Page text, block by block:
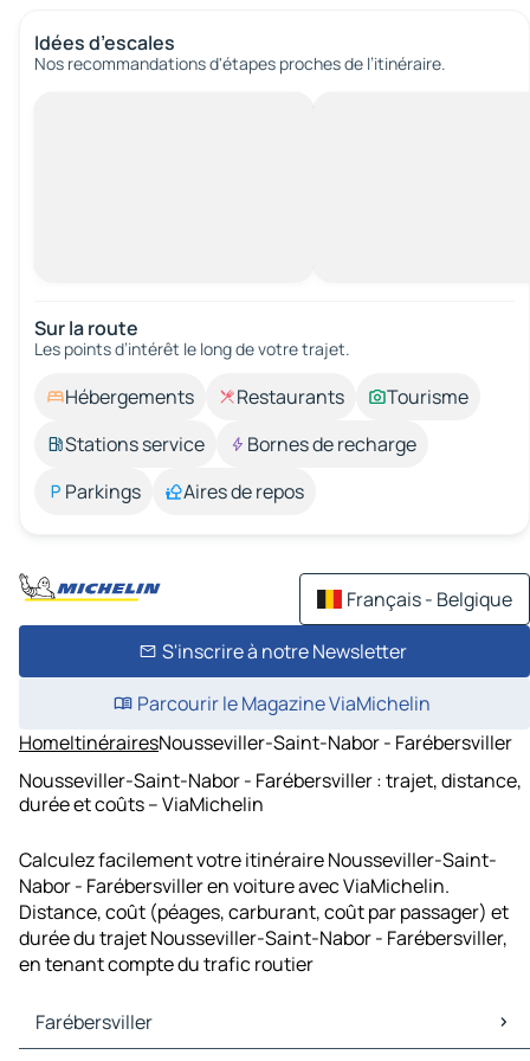
Idées d’escales
Nos recommandations d'étapes proches de l’itinéraire.
Sur la route
Les points d’intérêt le long de votre trajet.
Hébergements Restaurants
Tourisme
Stations service
Bornes de recharge
Parkings
Aires de repos
Français - Belgique
S'inscrire à notre Newsletter
Parcourir le Magazine ViaMichelin
HomeItinérairesNousseviller-Saint-Nabor - Farébersviller
Nousseviller-Saint-Nabor - Farébersviller : trajet, distance,
durée et coûts – ViaMichelin
Calculez facilement votre itinéraire Nousseviller-Saint-
Nabor - Farébersviller en voiture avec ViaMichelin.
Distance, coût (péages, carburant, coût par passager) et
durée du trajet Nousseviller-Saint-Nabor - Farébersviller,
en tenant compte du trafic routier
Farébersviller